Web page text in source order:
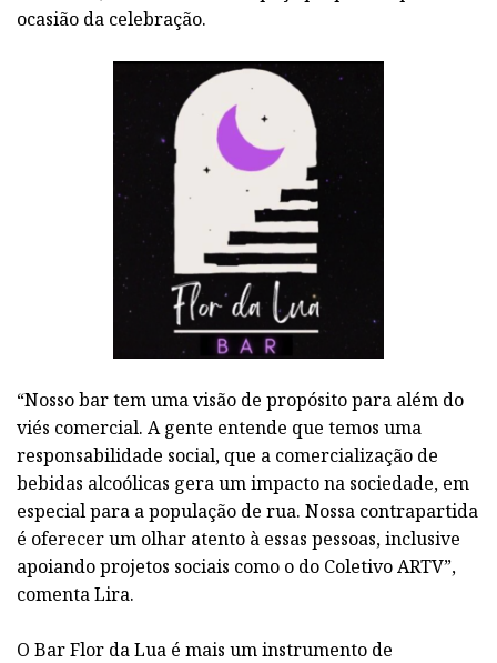
ocasião da celebração.
“Nosso bar tem uma visão de propósito para além do
viés comercial. A gente entende que temos uma
responsabilidade social, que a comercialização de
bebidas alcoólicas gera um impacto na sociedade, em
especial para a população de rua. Nossa contrapartida
é oferecer um olhar atento à essas pessoas, inclusive
apoiando projetos sociais como o do Coletivo ARTV”,
comenta Lira.
O Bar Flor da Lua é mais um instrumento de